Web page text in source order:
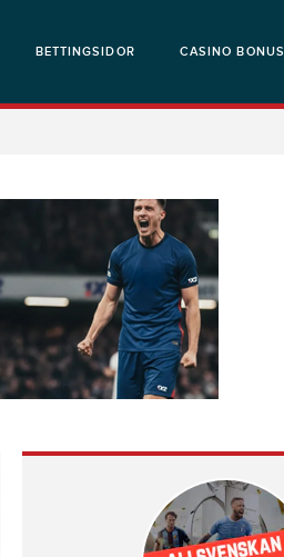
BETTINGSIDOR CASINO BONUS